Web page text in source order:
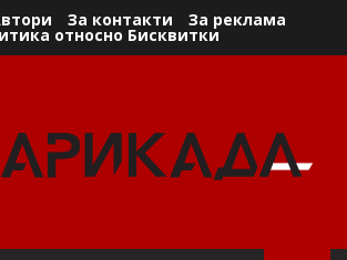
За контакти За реклама
относно Бисквитки